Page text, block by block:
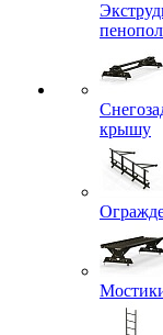
крышу